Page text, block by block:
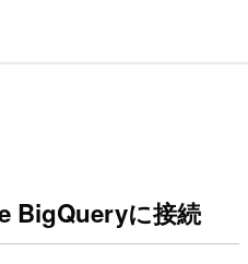
BigQueryに接続